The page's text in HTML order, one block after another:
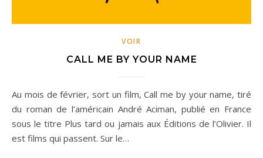
VOIR
CALL ME BY YOUR NAME
Au mois de février, sort un film, Call me by your name, tiré
du roman de l’américain André Aciman, publié en France
sous le titre Plus tard ou jamais aux Éditions de l’Olivier. Il
est films qui passent. Sur le…